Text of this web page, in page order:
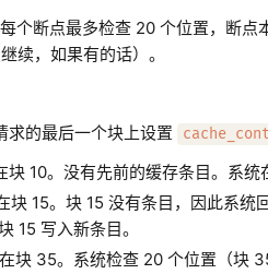
个断点最多检查 20 个位置，断
续，如果有的话）。
求的最后一个块上设置
块 10。没有先前的缓存条目。系统
块 15。块 15 没有条目，因此系
15 写入新条目。
块 35。系统检查 20 个位置（块